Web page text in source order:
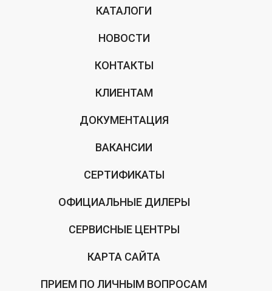
КАТАЛОГИ
НОВОСТИ
КОНТАКТЫ
КЛИЕНТАМ
ДОКУМЕНТАЦИЯ
ВАКАНСИИ
СЕРТИФИКАТЫ
ОФИЦИАЛЬНЫЕ ДИЛЕРЫ
СЕРВИСНЫЕ ЦЕНТРЫ
КАРТА САЙТА
ПРИЕМ ПО ЛИЧНЫМ ВОПРОСАМ